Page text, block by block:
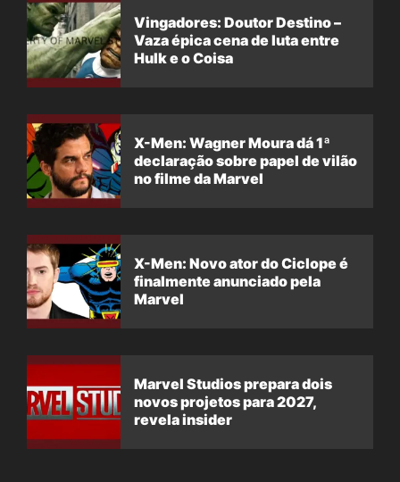
Vingadores: Doutor Destino –
Vaza épica cena de luta entre
Hulk e o Coisa
X-Men: Wagner Moura dá 1ª
declaração sobre papel de vilão
no filme da Marvel
X-Men: Novo ator do Ciclope é
finalmente anunciado pela
Marvel
Marvel Studios prepara dois
novos projetos para 2027,
revela insider